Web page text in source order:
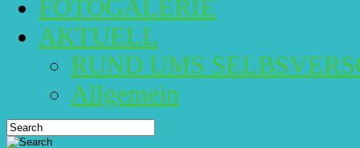
FOTOGALERIE
AKTUELL
RUND UMS
Allgemein